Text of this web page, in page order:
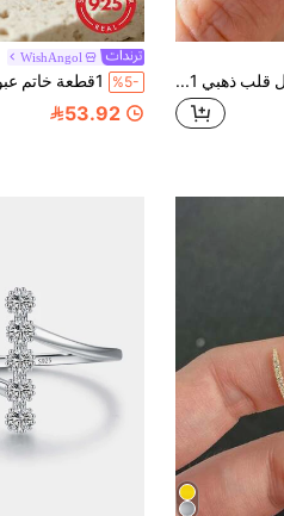
خاتم زركونيا على شكل قلب ذهبي 1 قطعة، مطلي بالذهب الأبيض & زركونيا بيضاء مطلية بالمينا الذهبية، مجوهرات فاخرة، هدية خطوبة وزفاف وذكرى سنوية وعيد ميلاد للنساء
WishAngol
%5-
53.92